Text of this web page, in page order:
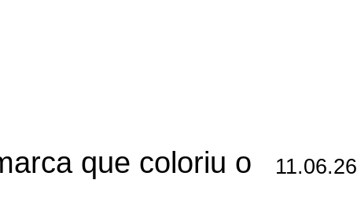
que coloriu o
11.06.26